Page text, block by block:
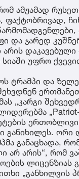
ამჟამად
ფაქტობრივად,
და ჯარედ
დაკავებული
უფრო
ტრამპი და
„კარგი
განიხილეს. ორი
განაცხადა,
არ არის“, რომ
ლიცენზიას
„განხილვის